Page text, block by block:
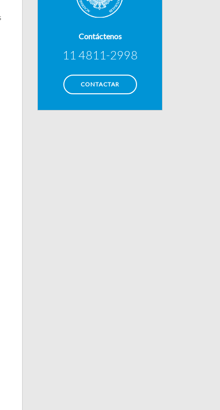
Contáctenos
11 4811-2998
CONTACTAR